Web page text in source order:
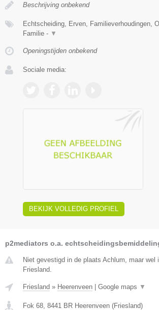
Beschrijving onbekend
Echtscheiding, Erven, Familieverhoudingen,
Familie - ▼
Openingstijden onbekend
Sociale media:
BEKIJK VOLLEDIG PROFIEL
p2mediators o.a.
Niet gevestigd in de plaats Achlum, maar wel
Friesland.
Friesland » Heerenveen Google maps ▼
Fok 68 8441 BR Heerenveen (Friesland)